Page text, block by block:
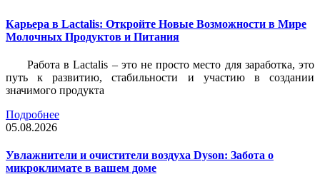
Карьера в Lactalis: Откройте Новые Возможности в Мире
Молочных Продуктов и Питания
Работа в Lactalis – это не просто место для заработка, это
путь к развитию, стабильности и участию в создании
значимого продукта
Подробнее
05.08.2026
Увлажнители и очистители воздуха Dyson: Забота о
микроклимате в вашем доме